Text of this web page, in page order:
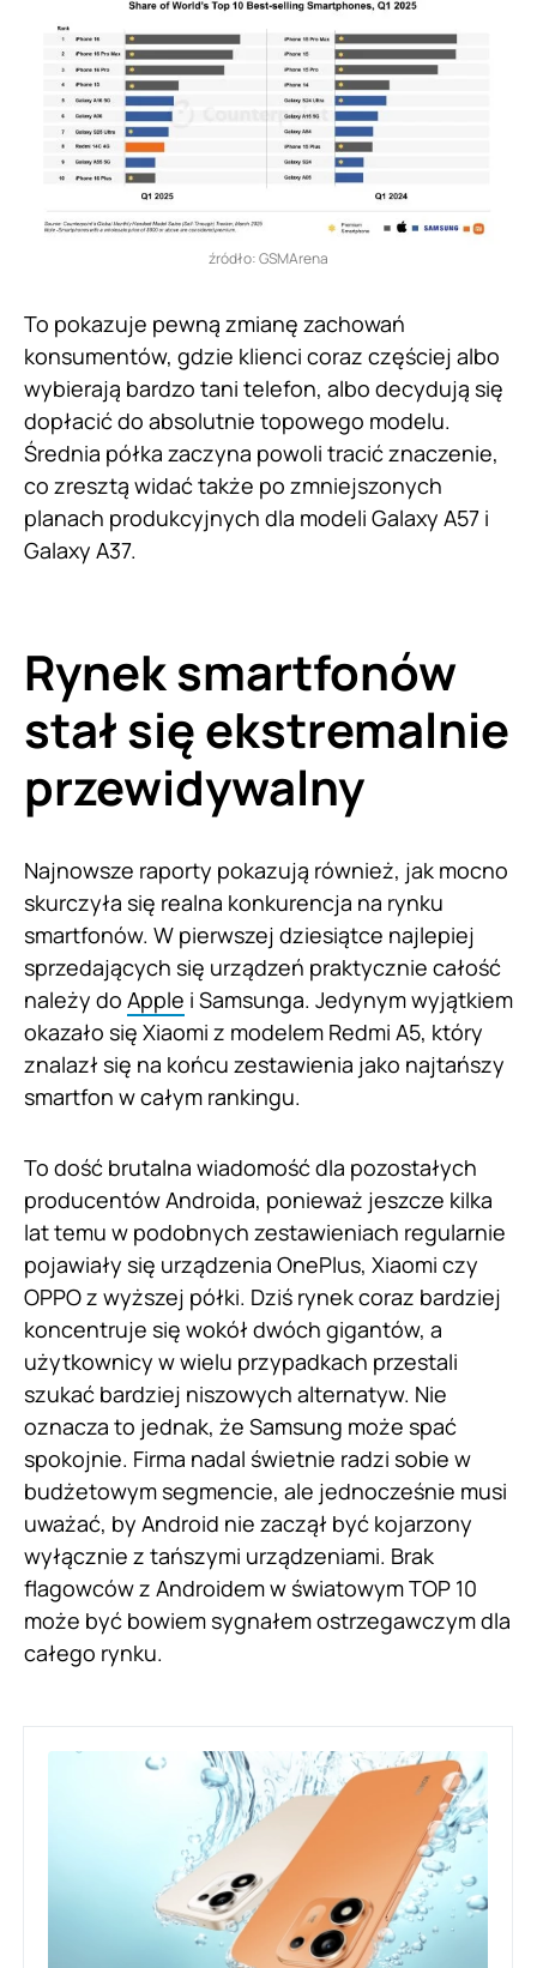
źródło: GSMArena
To pokazuje pewną zmianę zachowań
konsumentów, gdzie klienci coraz częściej albo
wybierają bardzo tani telefon, albo decydują się
dopłacić do absolutnie topowego modelu.
Średnia półka zaczyna powoli tracić znaczenie,
co zresztą widać także po zmniejszonych
planach produkcyjnych dla modeli Galaxy A57 i
Galaxy A37.
Rynek smartfonów
stał się ekstremalnie
przewidywalny
Najnowsze raporty pokazują również, jak mocno
skurczyła się realna konkurencja na rynku
smartfonów. W pierwszej dziesiątce najlepiej
sprzedających się urządzeń praktycznie całość
należy do Apple i Samsunga. Jedynym wyjątkiem
okazało się Xiaomi z modelem Redmi A5, który
znalazł się na końcu zestawienia jako najtańszy
smartfon w całym rankingu.
To dość brutalna wiadomość dla pozostałych
producentów Androida, ponieważ jeszcze kilka
lat temu w podobnych zestawieniach regularnie
pojawiały się urządzenia OnePlus, Xiaomi czy
OPPO z wyższej półki. Dziś rynek coraz bardziej
koncentruje się wokół dwóch gigantów, a
użytkownicy w wielu przypadkach przestali
szukać bardziej niszowych alternatyw. Nie
oznacza to jednak, że Samsung może spać
spokojnie. Firma nadal świetnie radzi sobie w
budżetowym segmencie, ale jednocześnie musi
uważać, by Android nie zaczął być kojarzony
wyłącznie z tańszymi urządzeniami. Brak
flagowców z Androidem w światowym TOP 10
może być bowiem sygnałem ostrzegawczym dla
całego rynku.